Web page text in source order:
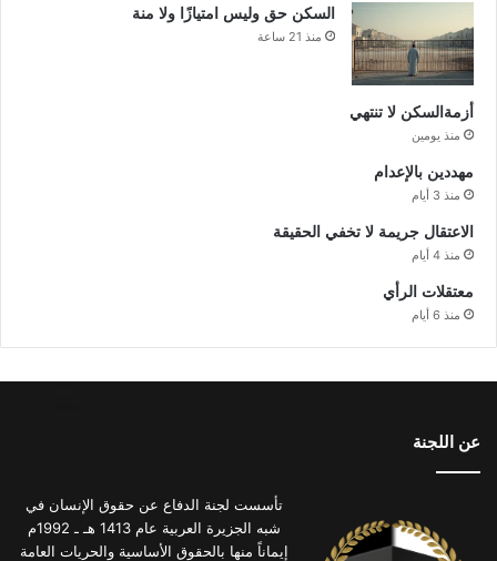
السكن حق وليس امتيازًا ولا منة
منذ 21 ساعة
أزمةالسكن لا تنتهي
منذ يومين
مهددين بالإعدام
منذ 3 أيام
الاعتقال جريمة لا تخفي الحقيقة
منذ 4 أيام
معتقلات الرأي
منذ 6 أيام
عن اللجنة
تأسست لجنة الدفاع عن حقوق الإنسان في
شبه الجزيرة العربية عام 1413 هـ ـ 1992م
إيماناً منها بالحقوق الأساسية والحريات العامة